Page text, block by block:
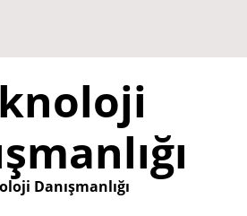
Danışmanlığı